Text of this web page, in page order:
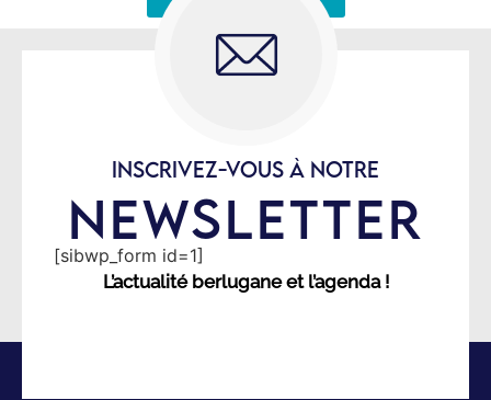
INSCRIVEZ-VOUS À NOTRE
NEWSLETTER
[sibwp_form id=1]
L’actualité berlugane et l’agenda !